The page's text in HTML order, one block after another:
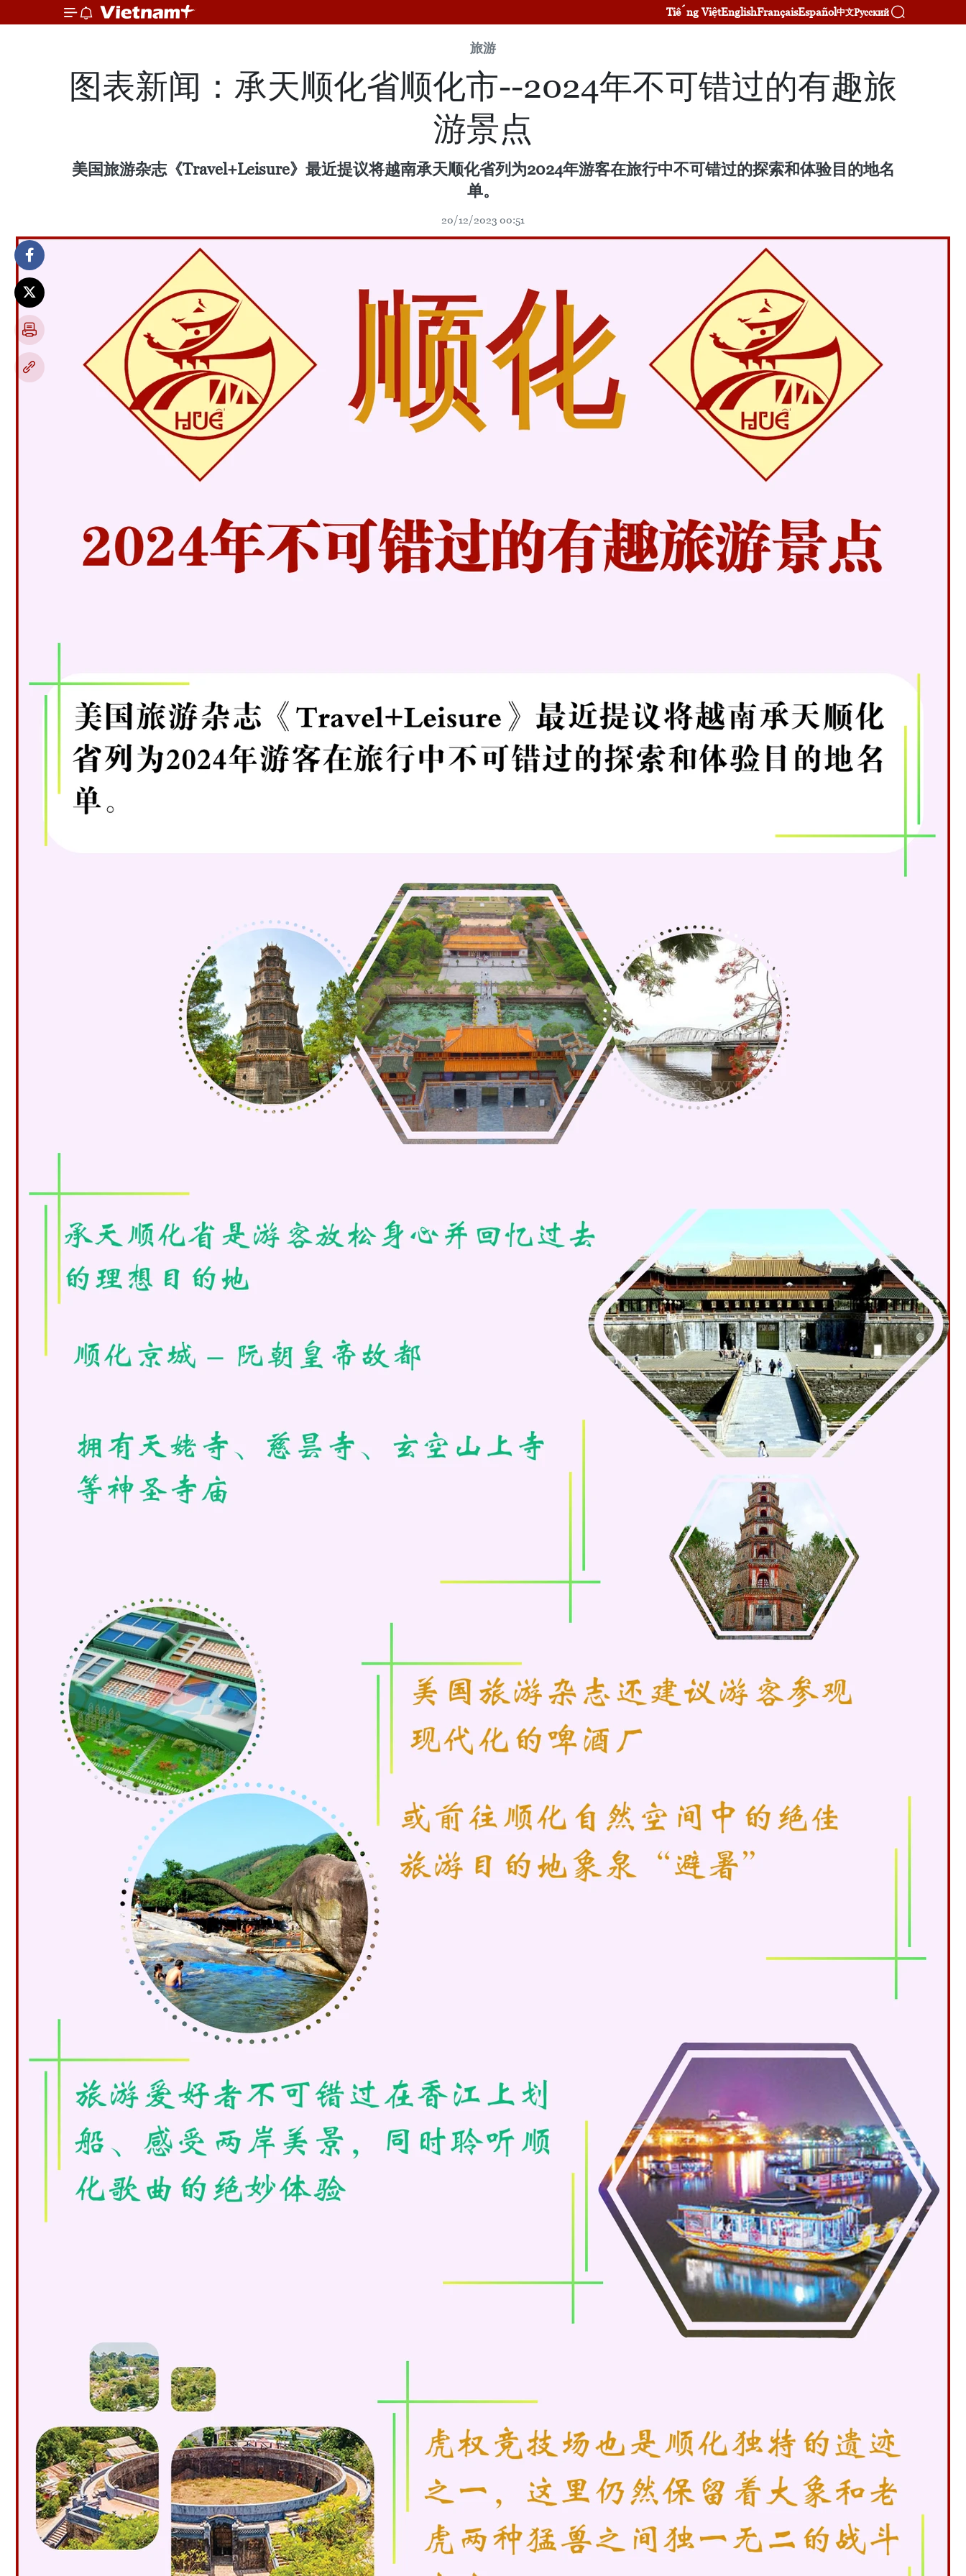
Tiếng ViệtEnglishFrançaisEspañol中文Русский
旅游
图表新闻：承天顺化省顺化市--2024年不可错过的有趣旅
游景点
美国旅游杂志《Travel+Leisure》最近提议将越南承天顺化省列为2024年游客在旅行中不可错过的探索和体验目的地名
单。
20/12/2023 00:51